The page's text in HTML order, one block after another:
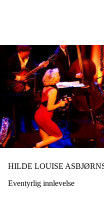
HILDE LOUISE
Eventyrlig innlevelse